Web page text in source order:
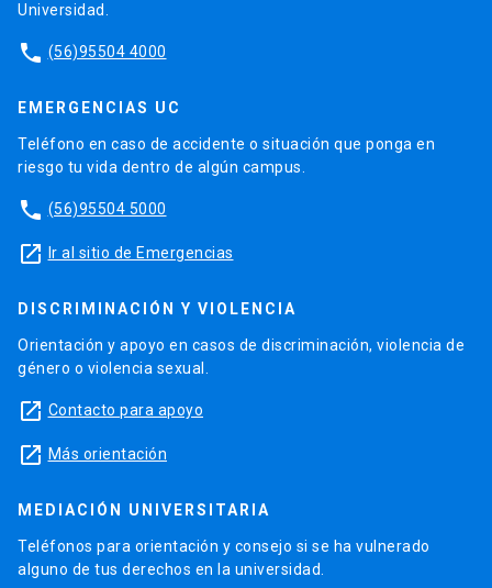
Universidad.
phone (56)95504 4000
EMERGENCIAS UC
Teléfono en caso de accidente o situación que ponga en
riesgo tu vida dentro de algún campus.
phone (56)95504 5000
launch Ir al sitio de Emergencias
DISCRIMINACIÓN Y VIOLENCIA
Orientación y apoyo en casos de discriminación, violencia de
género o violencia sexual.
launch Contacto para apoyo
launch Más orientación
MEDIACIÓN UNIVERSITARIA
Teléfonos para orientación y consejo si se ha vulnerado
alguno de tus derechos en la universidad.